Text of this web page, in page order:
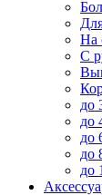
На
С
до
до
до
до
до